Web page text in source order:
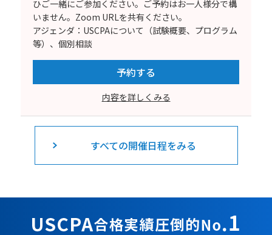
ひご一緒にご参加ください。ご予約はお一人様分で構
いません。Zoom URLを共有ください。
アジェンダ：USCPAについて（試験概要、プログラム
等）、個別相談
予約する
内容を詳しくみる
すべての開催日程をみる